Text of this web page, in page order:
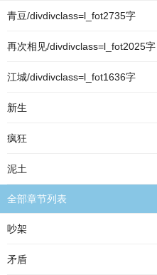
青豆/divdivclass=l_fot2735字
再次相见/divdivclass=l_fot2025字
江城/divdivclass=l_fot1636字
新生
疯狂
泥土
全部章节列表
吵架
矛盾